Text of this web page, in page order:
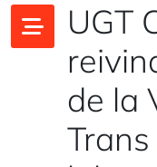
UGT
de la